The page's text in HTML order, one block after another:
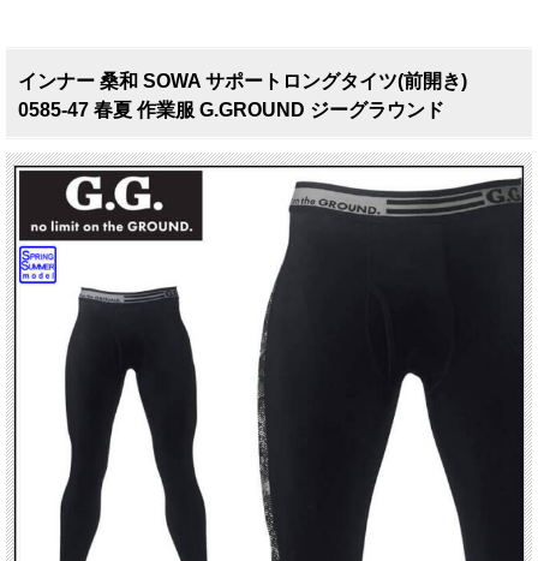
インナー 桑和 SOWA サポートロングタイツ(前開き)
0585-47 春夏 作業服 G.GROUND ジーグラウンド